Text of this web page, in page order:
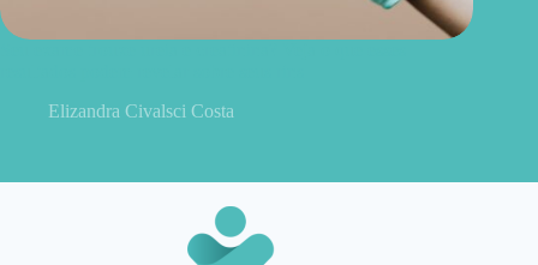
Elizandra Civalsci Costa